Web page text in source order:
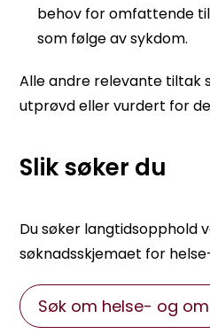
behov for omfattende
som følge av sykdom.
Alle andre relevante
utprøvd eller vurdert for
Slik søker du
Du søker langtidsopphold
søknadsskjemaet for
Søk om helse- og